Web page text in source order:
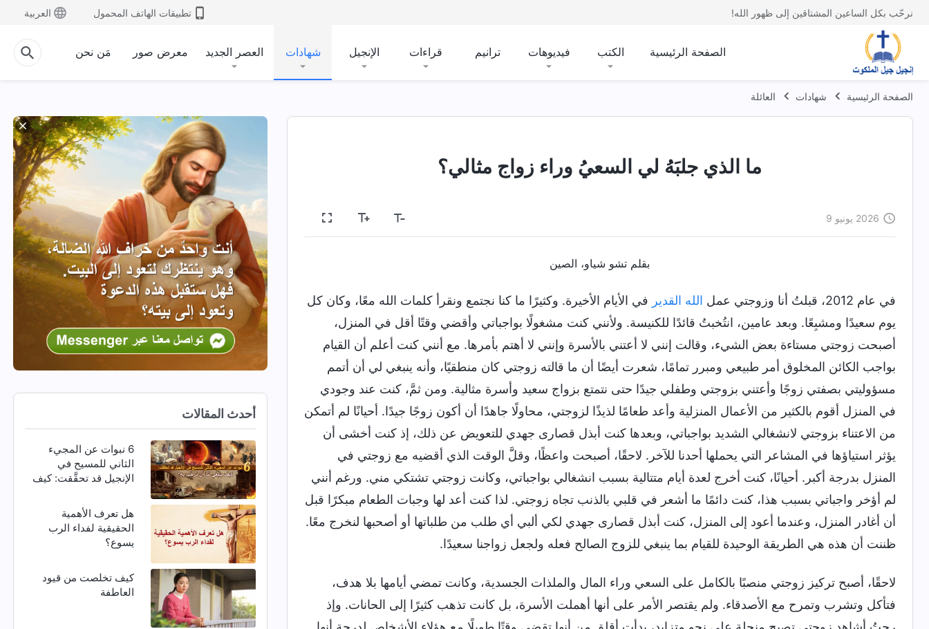
نرحّب بكل الساعين المشتاقين إلى ظهور الله! تطبيقات الهاتف المحمول العربية
الصفحة الرئيسية الكتب فيديوهات ترانيم قراءات الإنجيل شهادات العصر الجديد معرض صور مَن نحن
الصفحة الرئيسية شهادات العائلة
ما الذي جلبَهُ لي السعيُ وراء زواج مثالي؟
2026 يونيو 9
بقلم تشو شياو، الصين
في عام 2012، قبلتُ أنا وزوجتي عمل الله القدير في الأيام الأخيرة. وكثيرًا ما كنا نجتمع ونقرأ كلمات الله معًا، وكان كل
يوم سعيدًا ومشبِعًا. وبعد عامين، انتُخبتُ قائدًا للكنيسة. ولأنني كنت مشغولًا بواجباتي وأقضي وقتًا أقل في المنزل،
أصبحت زوجتي مستاءة بعض الشيء، وقالت إنني لا أعتني بالأسرة وإنني لا أهتم بأمرها. مع أنني كنت أعلم أن القيام
بواجب الكائن المخلوق أمر طبيعي ومبرر تمامًا، شعرت أيضًا أن ما قالته زوجتي كان منطقيًا، وأنه ينبغي لي أن أتمم
مسؤوليتي بصفتي زوجًا وأعتني بزوجتي وطفلي جيدًا حتى نتمتع بزواج سعيد وأسرة مثالية. ومن ثمَّ، كنت عند وجودي
في المنزل أقوم بالكثير من الأعمال المنزلية وأعد طعامًا لذيذًا لزوجتي، محاولًا جاهدًا أن أكون زوجًا جيدًا. أحيانًا لم أتمكن
من الاعتناء بزوجتي لانشغالي الشديد بواجباتي، وبعدها كنت أبذل قصارى جهدي للتعويض عن ذلك، إذ كنت أخشى أن
يؤثر استياؤها في المشاعر التي يحملها أحدنا للآخر. لاحقًا، أصبحت واعظًا، وقلَّ الوقت الذي أقضيه مع زوجتي في
المنزل بدرجة أكبر. أحيانًا، كنت أخرج لعدة أيام متتالية بسبب انشغالي بواجباتي، وكانت زوجتي تشتكي مني. ورغم أنني
لم أؤخر واجباتي بسبب هذا، كنت دائمًا ما أشعر في قلبي بالذنب تجاه زوجتي. لذا كنت أعد لها وجبات الطعام مبكرًا قبل
أن أغادر المنزل، وعندما أعود إلى المنزل، كنت أبذل قصارى جهدي لكي ألبي أي طلب من طلباتها أو أصحبها لنخرج معًا.
ظننت أن هذه هي الطريقة الوحيدة للقيام بما ينبغي للزوج الصالح فعله ولجعل زواجنا سعيدًا.
لاحقًا، أصبح تركيز زوجتي منصبًا بالكامل على السعي وراء المال والملذات الجسدية، وكانت تمضي أيامها بلا هدف،
فتأكل وتشرب وتمرح مع الأصدقاء. ولم يقتصر الأمر على أنها أهملت الأسرة، بل كانت تذهب كثيرًا إلى الحانات. وإذ
أحدث المقالات
6 نبوات عن المجيء
الثاني للمسيح في
الإنجيل قد تحقَّقت: كيف
هل تعرف الأهمية
الحقيقية لفداء الرب
يسوع؟
كيف تخلصت من قيود
العاطفة